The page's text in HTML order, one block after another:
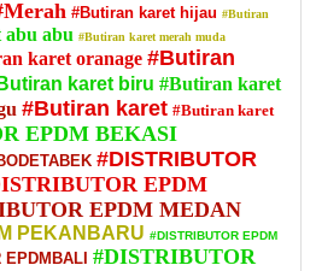
#Butiran karet hijau #Butiran
abu #Butiran karet merah muda
karet oranage #Butiran
karet biru #Butiran karet
#Butiran karet #Butiran karet
EPDM BEKASI
#DISTRIBUTOR
EPDM
EPDM MEDAN
PEKANBARU #DISTRIBUTOR EPDM
EPDMBALI #DISTRIBUTOR